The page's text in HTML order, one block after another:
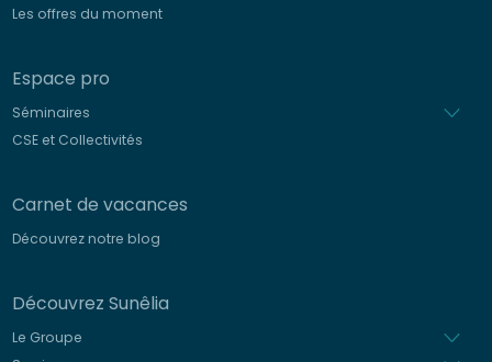
Les offres du moment
Espace pro
Séminaires
CSE et Collectivités
Carnet de vacances
Découvrez notre blog
Découvrez Sunêlia
Le Groupe